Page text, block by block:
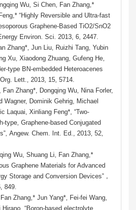
Wu, Si Chen, Fan Zhang,*
“Highly Reversible and Ultra-fast
Graphene-Based TiO2/SnO2
Environ. Sci. 2013, 6, 2447.
Zhang*, Jun Liu, Ruizhi Tang, Yubin
Xu, Xiaodong Zhuang, Gufeng He,
type BN-embedded Heteroacenes
Lett., 2013, 15, 5714.
Zhang*, Dongqing Wu, Nina Forler,
Wagner, Dominik Gehrig, Michael
Laquai, Xinliang Feng*, “Two-
type, Graphene-based Conjugated
Angew. Chem. Int. Ed., 2013, 52,
Wu, Shuang Li, Fan Zhang,*
Graphene Materials for Advanced
Storage and Conversion Devices”，
849.
Zhang,* Jun Yang*, Fei-fei Wang,
“Boron-based electrolyte